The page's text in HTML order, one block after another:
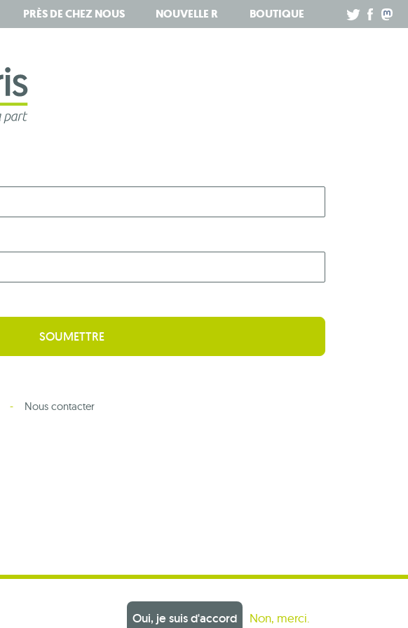
Oui, je suis d'accord Non, merci.
PRÈS DE CHEZ NOUS NOUVELLE R BOUTIQUE
Nous contacter